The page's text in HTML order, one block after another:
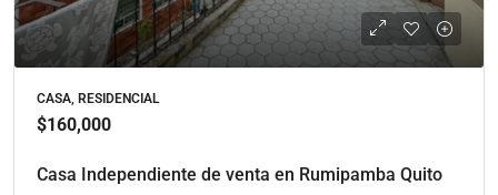
CASA, RESIDENCIAL
$160,000
Casa Independiente de venta en Rumipamba Quito